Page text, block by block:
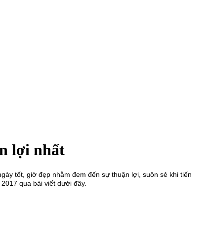
lợi nhất
tốt, giờ đẹp nhằm đem đến sự thuận lợi, suôn sẻ khi tiến
qua bài viết dưới đây.